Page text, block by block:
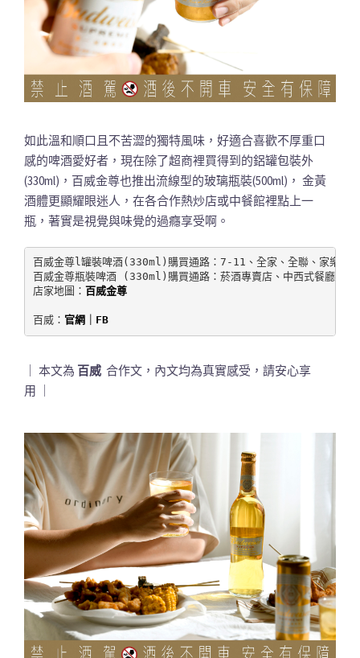
如此溫和順口且不苦澀的獨特風味，好適合喜歡不厚重口
感的啤酒愛好者，現在除了超商裡買得到的鋁罐包裝外
(330ml)，百威金尊也推出流線型的玻璃瓶裝(500ml)， 金黃
酒體更顯耀眼迷人，在各合作熱炒店或中餐館裡點上一
瓶，著實是視覺與味覺的過癮享受啊。
百威金尊l罐裝啤酒(330ml)購買通路：7-11、全家、全聯、家樂福
百威金尊瓶裝啤酒 (330ml)購買通路：菸酒專賣店、中西式餐廳、酒
店家地圖： 百威金尊
百威： 官網 FB
｜ 本文為 百威 合作文，內文均為真實感受，請安心享
用 ｜